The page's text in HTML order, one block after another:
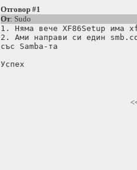
Отговор #1
От: Sudo
1. Няма вече XF86Setup има
2. Ами направи си един
със Samba-та